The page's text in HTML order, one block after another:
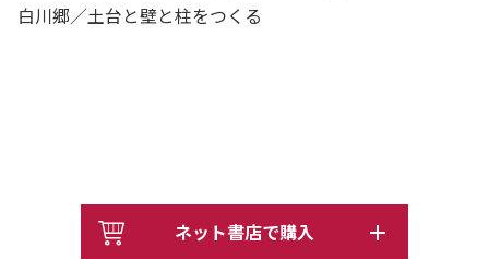
白川郷／土台と壁と柱をつくる
ネット書店で購入